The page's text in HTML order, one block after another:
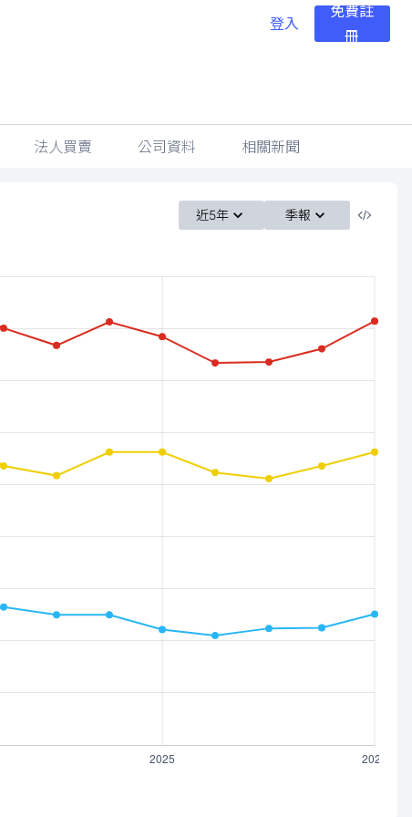
登入
免費註
冊
法人買賣 公司資料 相關新聞
近5年 季報